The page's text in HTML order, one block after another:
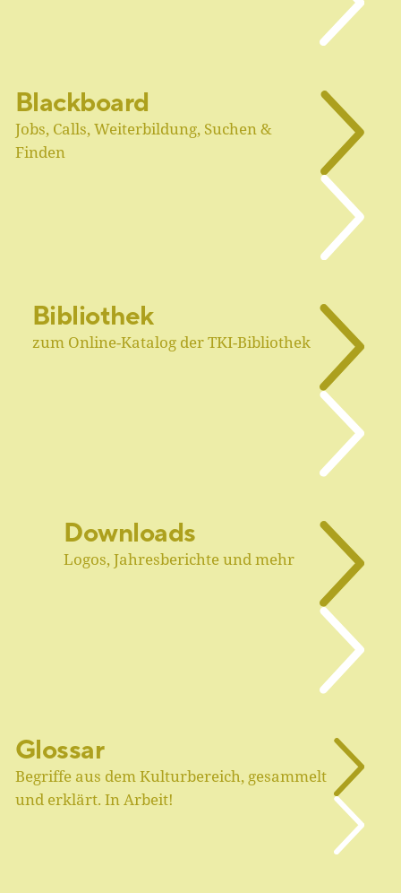
Blackboard
Jobs, Calls, Weiterbildung, Suchen &
Finden
Bibliothek
zum Online-Katalog der TKI-Bibliothek
Downloads
Logos, Jahresberichte und mehr
Glossar
Begriffe aus dem Kulturbereich, gesammelt
und erklärt. In Arbeit!